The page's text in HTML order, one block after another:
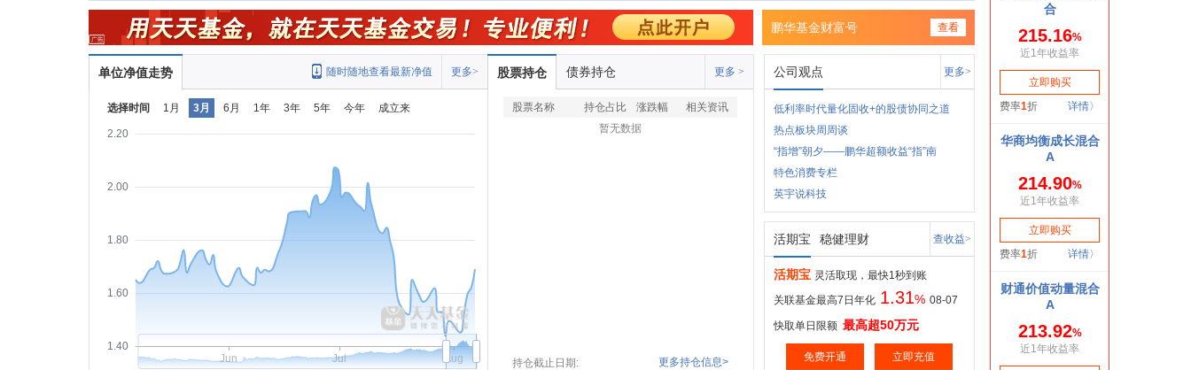
鹏华基金财富号 查看
单位净值走势 更多>
随时随地查看最新净值
选择时间 1月 3月 6月 1年 3年 5年 今年 成立来
1.40
1.60
1.80
2.00
2.20
Jun Jul Aug
股票持仓 债券持仓 更多 >
股票名称 持仓占比 涨跌幅
相关资讯
暂无数据
持仓截止日期: 更多持仓信息>
公司观点 更多>
低利率时代量化固收+的股债协同之道
热点板块周周谈
“指增”朝夕——鹏华超额收益“指”南
特色消费专栏
英宇说科技
活期宝 稳健理财 查收益>
活期宝 灵活取现，最快1秒到账
关联基金最高7日年化 1.31% 08-07
快取单日限额 最高超50万元
免费开通 立即充值